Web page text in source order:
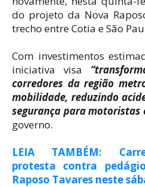
do projeto da Nova
trecho entre Cotia e São
Com investimentos
iniciativa visa
corredores da região
mobilidade, reduzindo
segurança para motoristas
governo.
LEIA TAMBÉM:
protesta contra
Raposo Tavares neste